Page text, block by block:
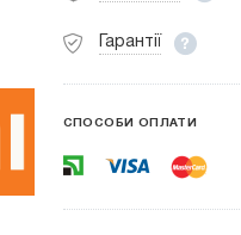
Гарантії
СПОСОБИ ОПЛАТИ